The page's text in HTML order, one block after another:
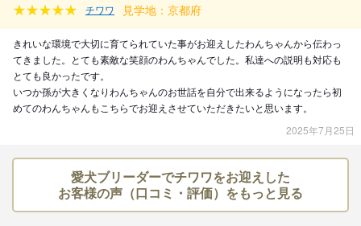
チワワ 見学地：京都府
きれいな環境で大切に育てられていた事がお迎えしたわんちゃんから伝わっ
てきました。とても素敵な笑顔のわんちゃんでした。私達への説明も対応も
とても良かったです。
いつか孫が大きくなりわんちゃんのお世話を自分で出来るようになったら初
めてのわんちゃんもこちらでお迎えさせていただきたいと思います。
2025年7月25日
愛犬ブリーダーでチワワをお迎えした
お客様の声（口コミ・評価）をもっと見る